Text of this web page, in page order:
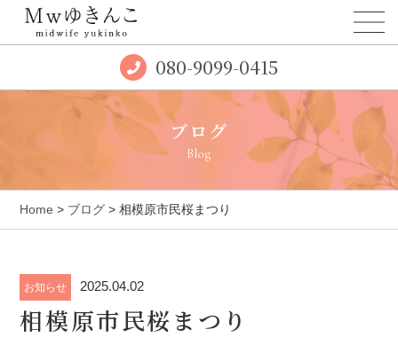
080-9099-0415
ブログ
Blog
Home > ブログ > 相模原市民桜まつり
お知らせ 2025.04.02
相模原市民桜まつり